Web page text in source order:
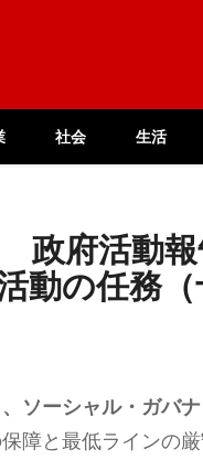
社会 生活
政府活動
の任務（
ソーシャル・ ガバ
障と最低ラインの